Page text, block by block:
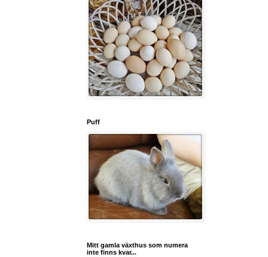
Puff
Mitt gamla växthus som numera
inte finns kvar...